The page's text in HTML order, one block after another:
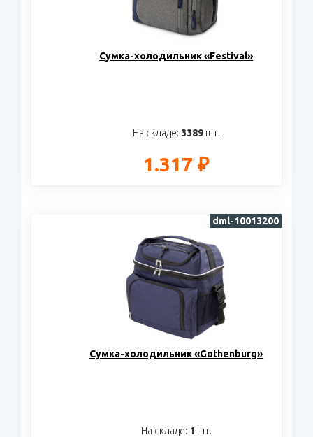
Сумка-холодильник «Festival»
На складе: 3389шт.
1.317 ₽
Сумка-холодильник «Gothenburg»
На складе: 1 шт.
dml-10013200